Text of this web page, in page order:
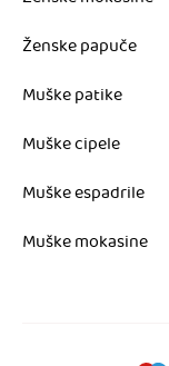
Ženske papuče
Muške patike
Muške cipele
Muške espadrile
Muške mokasine